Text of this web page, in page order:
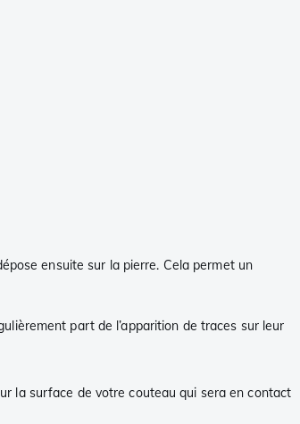
ensuite sur la pierre. Cela permet un
part de l’apparition de traces sur leur
la surface de votre couteau qui sera en contact